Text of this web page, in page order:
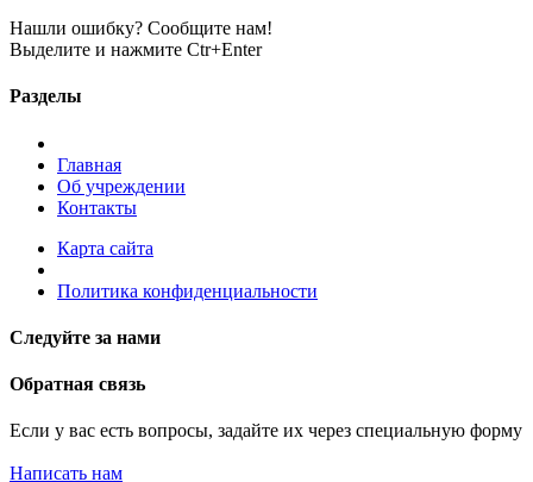
Нашли ошибку? Сообщите нам!
Выделите и нажмите Ctr+Enter
Разделы
Главная
Об учреждении
Контакты
Карта сайта
Политика конфиденциальности
Следуйте за нами
Обратная связь
Если у вас есть вопросы, задайте их через специальную форму
Написать нам